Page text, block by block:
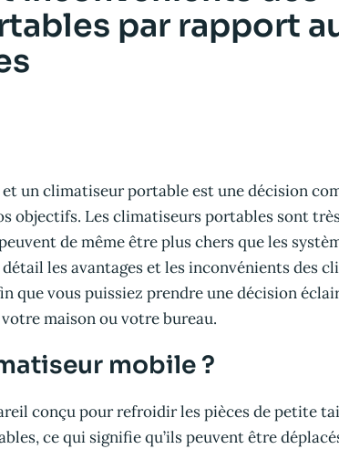
par rapport
un climatiseur portable est une décision
objectifs. Les climatiseurs portables sont
de même être plus chers que les
les avantages et les inconvénients des
que vous puissiez prendre une décision
maison ou votre bureau.
mobile ?
conçu pour refroidir les pièces de petite
ce qui signifie qu’ils peuvent être